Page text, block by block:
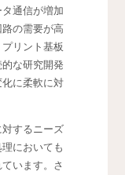
通信が増加
の需要が高
リント基板
な研究開発
に柔軟に対
するニーズ
においても
います。さ